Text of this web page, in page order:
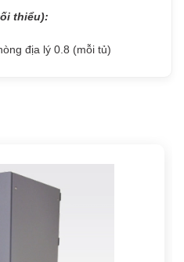
thiểu):
địa lý 0.8 (mỗi tủ)